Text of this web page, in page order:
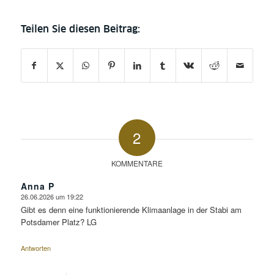
2
KOMMENTARE
Anna P
sagte:
26.06.2026 um 19:22
Gibt es denn eine funktionierende Klimaanlage in der Stabi am
Potsdamer Platz? LG
Antworten